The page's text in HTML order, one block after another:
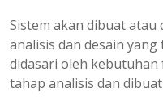
Sistem akan dibuat
analisis dan desain
didasari oleh kebutuhan
tahap analisis dan